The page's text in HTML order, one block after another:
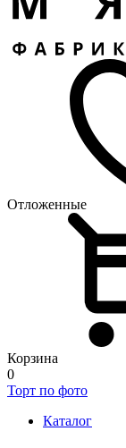
Отложенные
Корзина
0
Торт по фото
Каталог